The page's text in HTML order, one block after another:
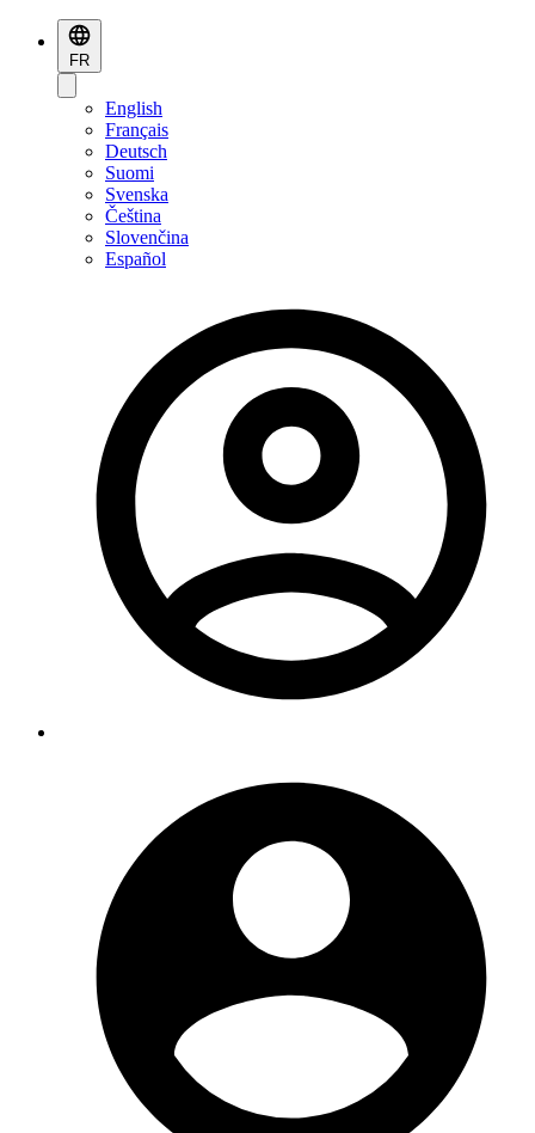
FR
English
Français
Deutsch
Suomi
Svenska
Čeština
Slovenčina
Español